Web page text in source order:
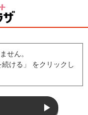
せん。
ける」 をクリックし